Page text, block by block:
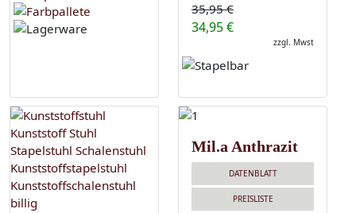
35,95 €
34,95 €
zzgl. Mwst
Mil.a Anthrazit
DATENBLATT
PREISLISTE